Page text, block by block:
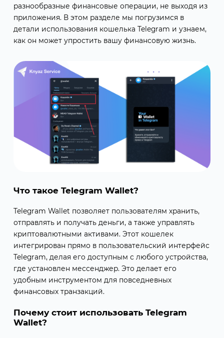
разнообразные финансовые операции, не выходя из
приложения. В этом разделе мы погрузимся в
детали использования кошелька Telegram и узнаем,
как он может упростить вашу финансовую жизнь.
Что такое Telegram Wallet?
Telegram Wallet позволяет пользователям хранить,
отправлять и получать деньги, а также управлять
криптовалютными активами. Этот кошелек
интегрирован прямо в пользовательский интерфейс
Telegram, делая его доступным с любого устройства,
где установлен мессенджер. Это делает его
удобным инструментом для повседневных
финансовых транзакций.
Почему стоит использовать Telegram
Wallet?